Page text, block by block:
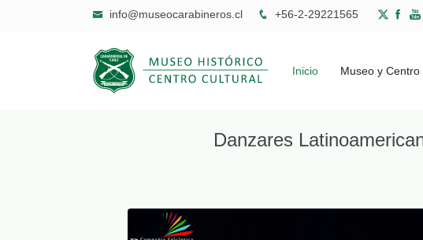
info@museocarabineros.cl +56-2-29221565
Inicio Museo y Centro
Danzares